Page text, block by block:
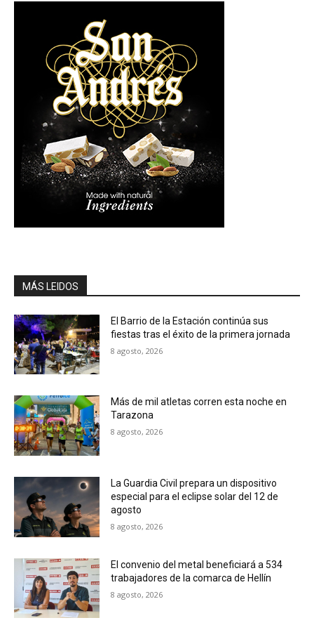
MÁS LEIDOS
El Barrio de la Estación continúa sus
fiestas tras el éxito de la primera jornada
8 agosto, 2026
Más de mil atletas corren esta noche en
Tarazona
8 agosto, 2026
La Guardia Civil prepara un dispositivo
especial para el eclipse solar del 12 de
agosto
8 agosto, 2026
El convenio del metal beneficiará a 534
trabajadores de la comarca de Hellín
8 agosto, 2026